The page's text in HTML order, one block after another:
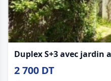
Duplex S+3 avec jardin
2 700 DT